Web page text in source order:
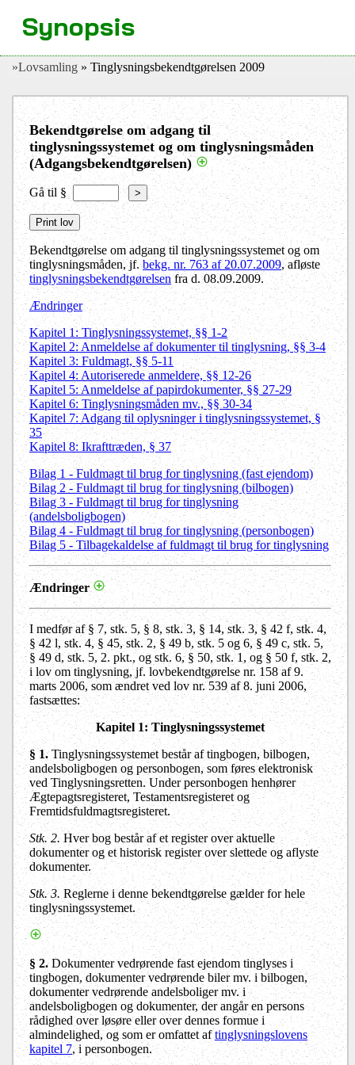
»Lovsamling » Tinglysningsbekendtgørelsen 2009
Bekendtgørelse om adgang til
tinglysningssystemet og om tinglysningsmåden
(Adgangsbekendtgørelsen)
Gå til § >
Bekendtgørelse om adgang til tinglysningssystemet og om
tinglysningsmåden, jf.bekg. nr. 763 af 20.07.2009, afløste
tinglysningsbekendtgørelsen fra d. 08.09.2009.
Ændringer
Kapitel 1: Tinglysningssystemet, §§ 1-2
Kapitel 2: Anmeldelse af dokumenter til tinglysning, §§ 3-4
Kapitel 3: Fuldmagt, §§ 5-11
Kapitel 4: Autoriserede anmeldere, §§ 12-26
Kapitel 5: Anmeldelse af papirdokumenter, §§ 27-29
Kapitel 6: Tinglysningsmåden mv., §§ 30-34
Kapitel 7: Adgang til oplysninger i tinglysningssystemet, §
35
Kapitel 8: Ikrafttræden, § 37
Bilag 1 - Fuldmagt til brug for tinglysning (fast ejendom)
Bilag 2 - Fuldmagt til brug for tinglysning (bilbogen)
Bilag 3 - Fuldmagt til brug for tinglysning
(andelsboligbogen)
Bilag 4 - Fuldmagt til brug for tinglysning (personbogen)
Bilag 5 - Tilbagekaldelse af fuldmagt til brug for tinglysning
Ændringer
I medfør af § 7, stk. 5, § 8, stk. 3, § 14, stk. 3, § 42 f, stk. 4,
§ 42 l, stk. 4, § 45, stk. 2, § 49 b, stk. 5 og 6, § 49 c, stk. 5,
§ 49 d, stk. 5, 2. pkt., og stk. 6, § 50, stk. 1, og § 50 f, stk. 2,
i lov om tinglysning, jf. lovbekendtgørelse nr. 158 af 9.
marts 2006, som ændret ved lov nr. 539 af 8. juni 2006,
fastsættes:
Kapitel 1: Tinglysningssystemet
§ 1. Tinglysningssystemet består af tingbogen, bilbogen,
andelsboligbogen og personbogen, som føres elektronisk
ved Tinglysningsretten. Under personbogen henhører
Ægtepagtsregisteret, Testamentsregisteret og
Fremtidsfuldmagtsregisteret.
Stk. 2.Hver bog består af et register over aktuelle
dokumenter og et historisk register over slettede og aflyste
dokumenter.
Stk. 3. Reglerne i denne bekendtgørelse gælder for hele
tinglysningssystemet.
§ 2.Dokumenter vedrørende fast ejendom tinglyses i
tingbogen, dokumenter vedrørende biler mv. i bilbogen,
dokumenter vedrørende andelsboliger mv. i
andelsboligbogen og dokumenter, der angår en persons
rådighed over løsøre eller over dennes formue i
almindelighed, og som er omfattet aftinglysningslovens
kapitel 7, i personbogen.
Synopsis